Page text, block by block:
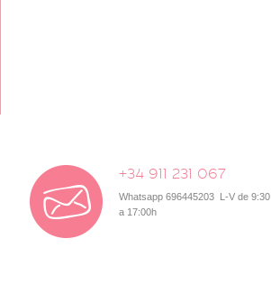
+34 911 231 067
Whatsapp 696445203 L-V de 9:30
a 17:00h